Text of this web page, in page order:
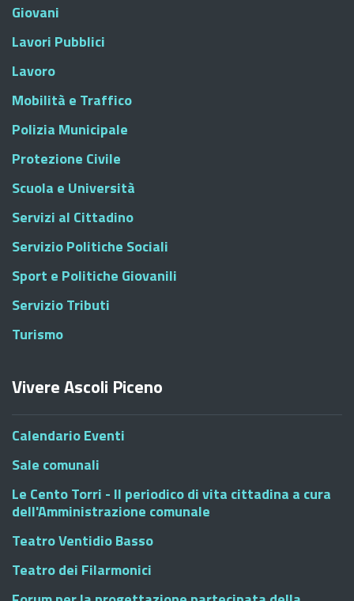
Giovani
Lavori Pubblici
Lavoro
Mobilità e Traffico
Polizia Municipale
Protezione Civile
Scuola e Università
Servizi al Cittadino
Servizio Politiche Sociali
Sport e Politiche Giovanili
Servizio Tributi
Turismo
Vivere Ascoli Piceno
Calendario Eventi
Sale comunali
Le Cento Torri - Il periodico di vita cittadina a cura
dell'Amministrazione comunale
Teatro Ventidio Basso
Teatro dei Filarmonici